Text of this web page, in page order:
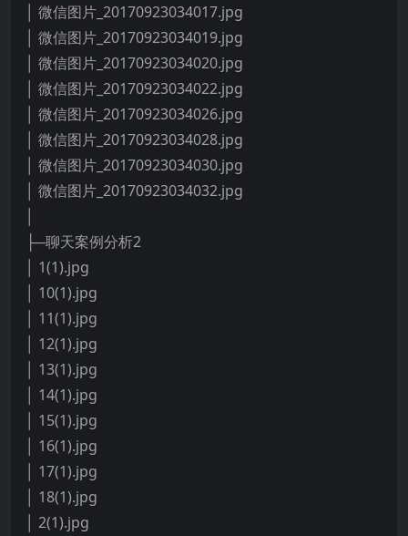
│ 微信图片_20170923034017.jpg
│ 微信图片_20170923034019.jpg
│ 微信图片_20170923034020.jpg
│ 微信图片_20170923034022.jpg
│ 微信图片_20170923034026.jpg
│ 微信图片_20170923034028.jpg
│ 微信图片_20170923034030.jpg
│ 微信图片_20170923034032.jpg
├─聊天案例分析2
│ 1(1).jpg
│ 10(1).jpg
│ 11(1).jpg
│ 12(1).jpg
│ 13(1).jpg
│ 14(1).jpg
│ 15(1).jpg
│ 16(1).jpg
│ 17(1).jpg
│ 18(1).jpg
│ 2(1).jpg